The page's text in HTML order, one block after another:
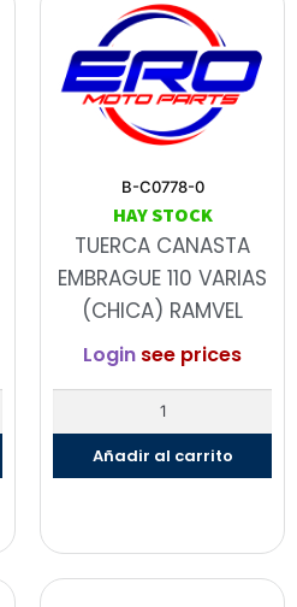
B-C0778-0
HAY STOCK
TUERCA CANASTA
EMBRAGUE 110 VARIAS
(CHICA) RAMVEL
Login see prices
Añadir al carrito